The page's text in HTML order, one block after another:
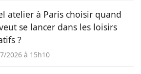
atelier à Paris choisir quand
se lancer dans les loisirs
?
2026 à 15h10